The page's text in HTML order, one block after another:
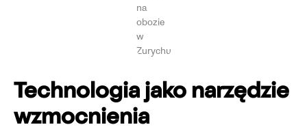
na
obozie
w
Zurychu
Technologia jako narzędzie
wzmocnienia